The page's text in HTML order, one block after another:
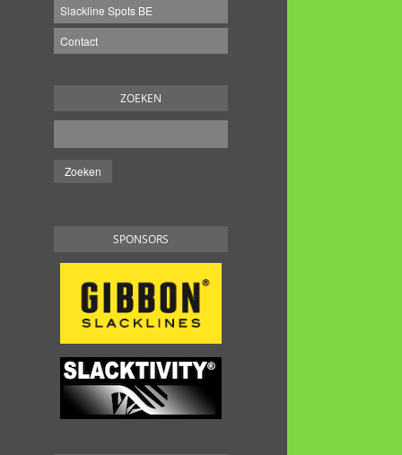
Slackline Spots BE
Contact
ZOEKEN
SPONSORS